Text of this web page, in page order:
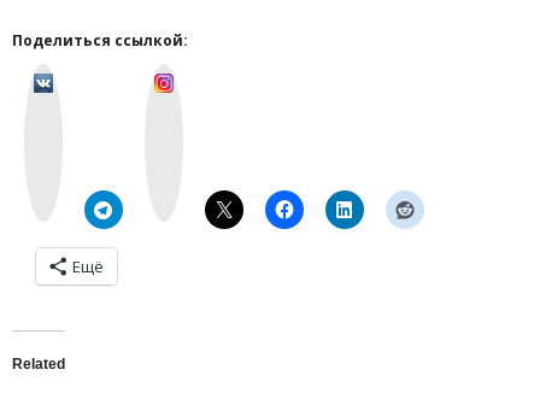
Поделиться ссылкой:
Ещё
Related